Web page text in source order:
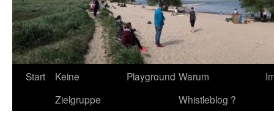
Start
Keine
Zielgruppe
Playground Warum
Whistleblog ?